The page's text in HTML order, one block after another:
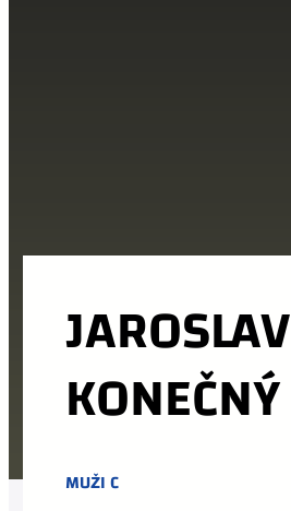
JAROSLAV
KONEČNÝ
MUŽI C